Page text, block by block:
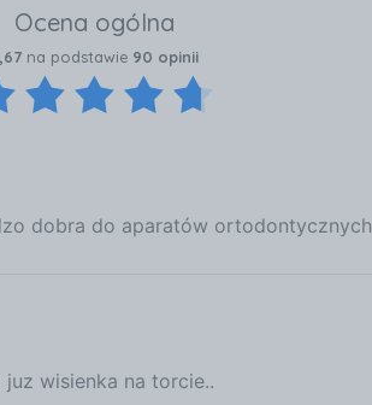
Ocena ogólna
na podstawie 90 opinii
dobra do aparatów ortodontycznych
wisienka na torcie..